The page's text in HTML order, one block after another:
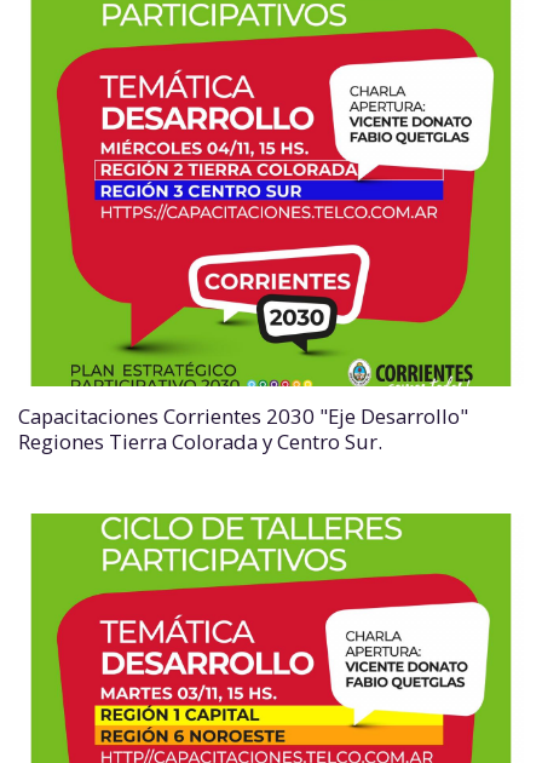
Capacitaciones Corrientes 2030 "Eje Desarrollo"
Regiones Tierra Colorada y Centro Sur.